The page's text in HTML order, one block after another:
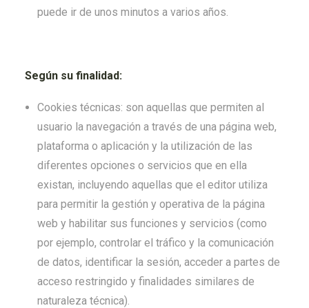
puede ir de unos minutos a varios años.
Según su finalidad:
Cookies técnicas: son aquellas que permiten al
usuario la navegación a través de una página web,
plataforma o aplicación y la utilización de las
diferentes opciones o servicios que en ella
existan, incluyendo aquellas que el editor utiliza
para permitir la gestión y operativa de la página
web y habilitar sus funciones y servicios (como
por ejemplo, controlar el tráfico y la comunicación
de datos, identificar la sesión, acceder a partes de
acceso restringido y finalidades similares de
naturaleza técnica).